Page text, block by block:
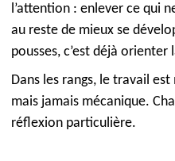
l’attention : enlever ce qui
au reste de mieux se
pousses, c’est déjà
Dans les rangs, le travail
mais jamais mécanique.
réflexion particulière.